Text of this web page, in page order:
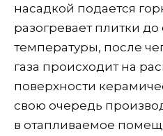
насадкой подается
разогревает плитки
температуры, после
газа происходит на
поверхности
свою очередь
в отапливаемое